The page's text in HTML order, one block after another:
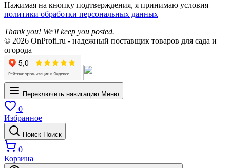
Нажимая на кнопку подтверждения, я принимаю условия
политики обработки персональных данных
Thank you! We'll keep you posted.
© 2026 OnProfi.ru - надежный поставщик товаров для сада и
огорода
Переключить навигацию Меню
0
Избранное
Поиск Поиск
0
Корзина